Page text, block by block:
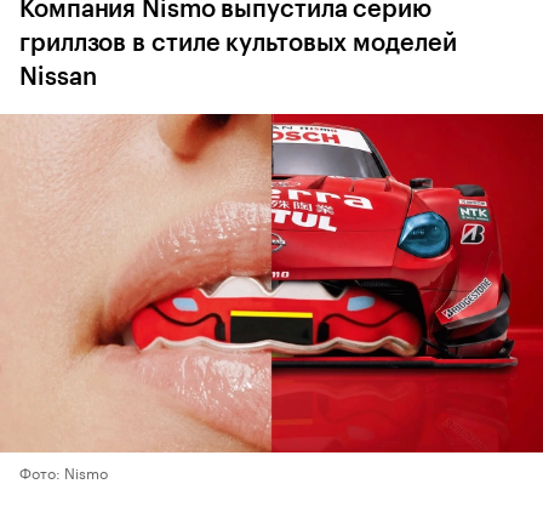
Компания Nismo выпустила серию
гриллзов в стиле культовых моделей
Nissan
Фото: Nismo